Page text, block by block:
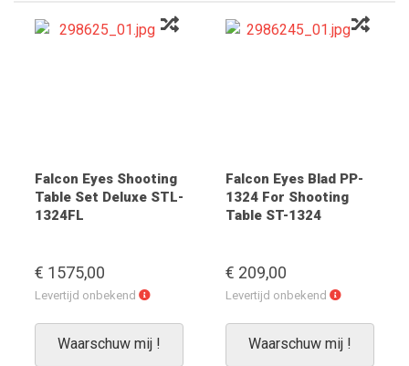
Falcon Eyes Shooting
Table Set Deluxe STL-
1324FL
€ 1575,00
Levertijd onbekend
Levertijd
Waarschuw mij !
Falcon Eyes Blad PP-
1324 For Shooting
Table ST-1324
€ 209,00
Levertijd onbekend
Levertijd
Waarschuw mij !